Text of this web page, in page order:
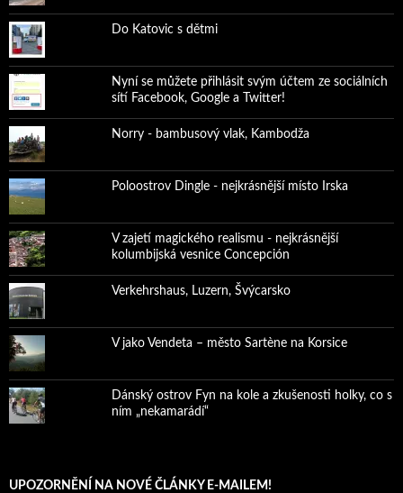
Do Katovic s dětmi
Nyní se můžete přihlásit svým účtem ze sociálních
sítí Facebook, Google a Twitter!
Norry - bambusový vlak, Kambodža
Poloostrov Dingle - nejkrásnější místo Irska
V zajetí magického realismu - nejkrásnější
kolumbijská vesnice Concepción
Verkehrshaus, Luzern, Švýcarsko
V jako Vendeta – město Sartène na Korsice
Dánský ostrov Fyn na kole a zkušenosti holky, co s
ním „nekamarádí“
UPOZORNĚNÍ NA NOVÉ ČLÁNKY E-MAILEM!